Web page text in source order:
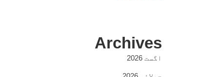
Archives
اگست 2026